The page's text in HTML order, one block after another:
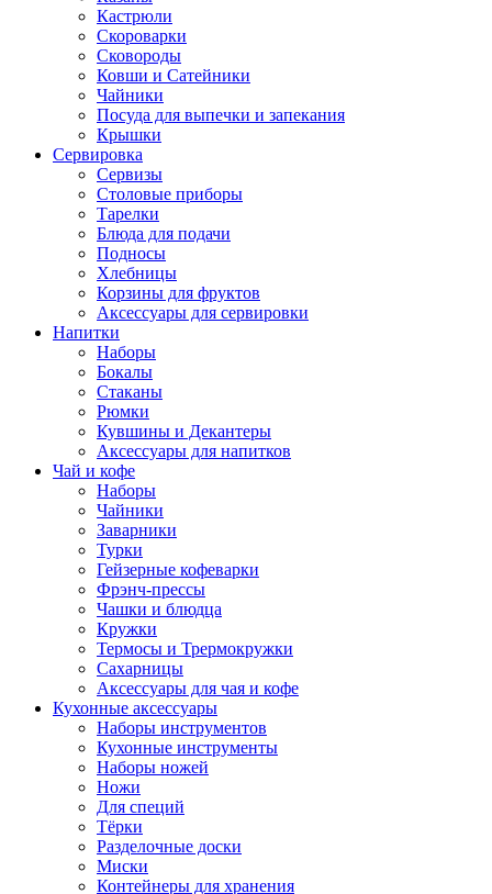
Кастрюли
Скороварки
Сковороды
Ковши и Сатейники
Чайники
Посуда для выпечки и запекания
Крышки
Сервировка
Сервизы
Столовые приборы
Тарелки
Блюда для подачи
Подносы
Хлебницы
Корзины для фруктов
Аксессуары для сервировки
Напитки
Наборы
Бокалы
Стаканы
Рюмки
Кувшины и Декантеры
Аксессуары для напитков
Чай и кофе
Наборы
Чайники
Заварники
Турки
Гейзерные кофеварки
Фрэнч-прессы
Чашки и блюдца
Кружки
Термосы и Трермокружки
Сахарницы
Аксессуары для чая и кофе
Кухонные аксессуары
Наборы инструментов
Кухонные инструменты
Наборы ножей
Ножи
Для специй
Тёрки
Разделочные доски
Миски
Контейнеры для хранения